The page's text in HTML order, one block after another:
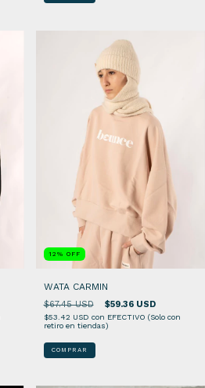
12 % OFF
WATA CARMIN
$67.45 USD $59.36 USD
$53.42 USD con EFECTIVO (Solo con
retiro en tiendas)
COMPRAR